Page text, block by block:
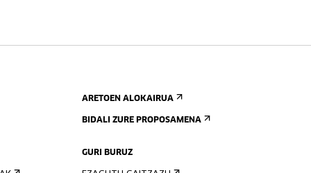
ARETOEN ALOKAIRUA
BIDALI ZURE PROPOSAMENA
GURI BURUZ